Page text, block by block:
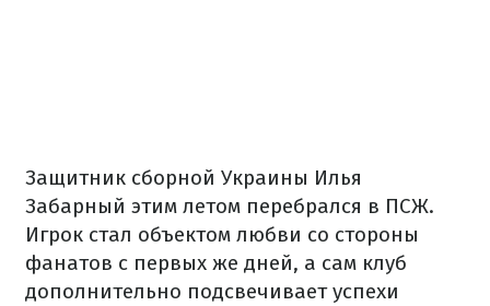
Защитник сборной Украины Илья
Забарный этим летом перебрался в ПСЖ.
Игрок стал объектом любви со стороны
фанатов с первых же дней, а сам клуб
дополнительно подсвечивает успехи